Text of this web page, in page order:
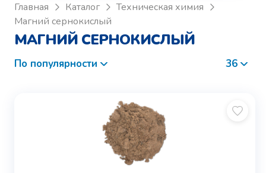
Главная Каталог
Техническая химия
Магний сернокислый
МАГНИЙ СЕРНОКИСЛЫЙ
По популярности 36